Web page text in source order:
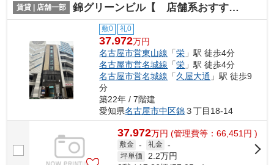
賃貸 | 店舗一部 錦グリーンビル【 店舗系おすすめ 】
敷0 礼0
37.972万円
名古屋市営東山線 「栄 」駅 徒歩4分
名古屋市営名城線 「栄 」駅 徒歩4分
名古屋市営名城線 「久屋大通 」駅 徒歩9
分
築22年 / 7階建
愛知県名古屋市中区錦３丁目18-14
37.972万円 (管理費等：66,451円 )
敷金 - 礼金 -
坪単価 2.2万円